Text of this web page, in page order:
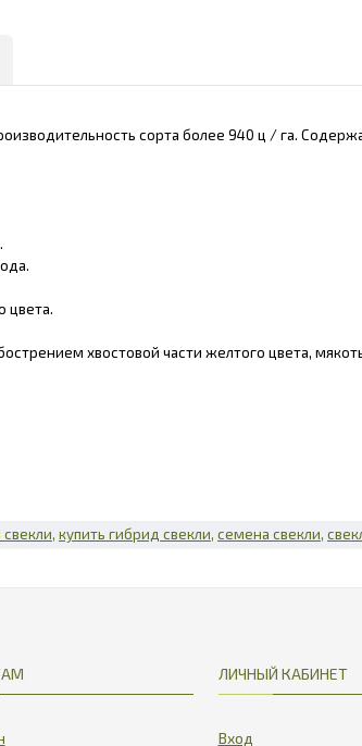
сорта более 940 ц / га.
цвета.
хвостовой части желтого цвета,
купить гибрид свекли семена свекли
ЛИЧНЫЙ КАБИНЕТ
Вход